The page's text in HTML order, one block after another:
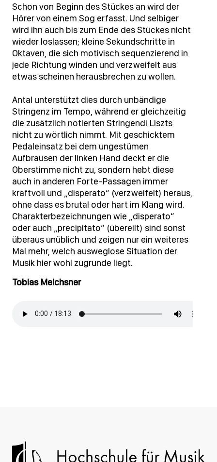
Schon von Beginn des Stückes an wird der
Hörer von einem Sog erfasst. Und selbiger
wird ihn auch bis zum Ende des Stückes nicht
wieder loslassen; kleine Sekundschritte in
Oktaven, die sich motivisch sequenzierend in
jede Richtung winden und verzweifelt aus
etwas scheinen herausbrechen zu wollen.
Antal unterstützt dies durch unbändige
Stringenz im Tempo, während er gleichzeitig
die zusätzlich notierten Stringendi Liszts
nicht zu wörtlich nimmt. Mit geschicktem
Pedaleinsatz bei dem ungestümen
Aufbrausen der linken Hand deckt er die
Oberstimme nicht zu, sondern hebt diese
auch in anderen Forte-Passagen immer
kraftvoll und „disperato“ (verzweifelt) heraus,
ohne dass es brutal oder hart im Klang wird.
Charakterbezeichnungen wie „disperato“
oder auch „precipitato“ (übereilt) sind sonst
überaus unüblich und zeigen nur ein weiteres
Mal mehr, welch ausweglose Situation der
Musik hier wohl zugrunde liegt.
Tobias Meichsner